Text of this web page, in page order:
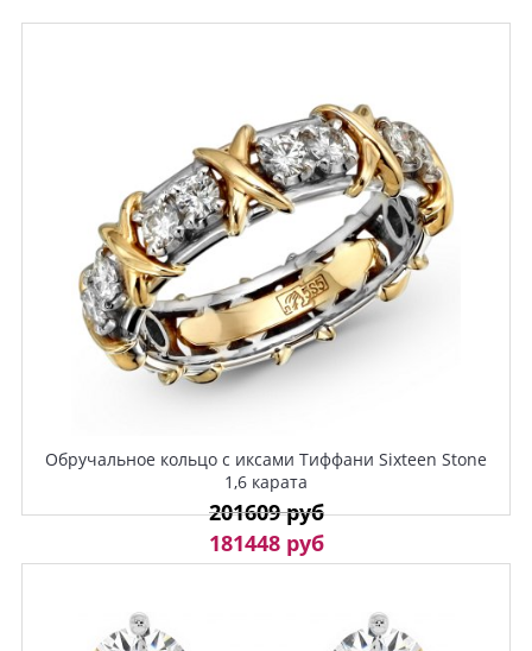
Обручальное кольцо с иксами Тиффани Sixteen Stone
1,6 карата
201609 руб
181448 руб